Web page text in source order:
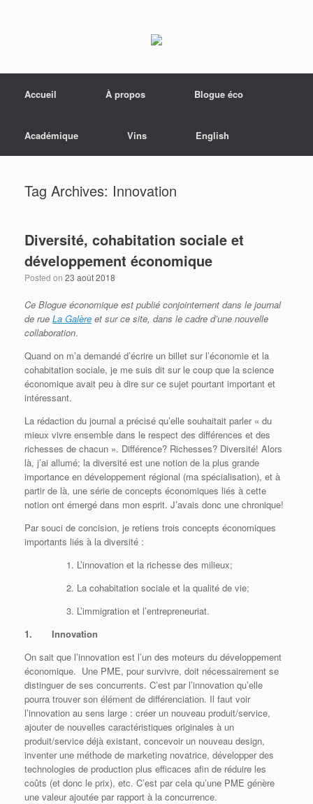
Accueil
À propos Blogue éco
Académique Vins English
Tag Archives: Innovation
Diversité, cohabitation sociale et
développement économique
Posted on 23 août 2018
Ce Blogue économique est publié conjointement dans le journal
de rue La Galère et sur ce site, dans le cadre d’une nouvelle
collaboration.
Quand on m’a demandé d’écrire un billet sur l’économie et la
cohabitation sociale, je me suis dit sur le coup que la science
économique avait peu à dire sur ce sujet pourtant important et
intéressant.
La rédaction du journal a précisé qu’elle souhaitait parler « du
mieux vivre ensemble dans le respect des différences et des
richesses de chacun ». Différence? Richesses? Diversité! Alors
là, j’ai allumé; la diversité est une notion de la plus grande
importance en développement régional (ma spécialisation), et à
partir de là, une série de concepts économiques liés à cette
notion ont émergé dans mon esprit. J’avais donc une chronique!
Par souci de concision, je retiens trois concepts économiques
importants liés à la diversité :
1. L’innovation et la richesse des milieux;
2. La cohabitation sociale et la qualité de vie;
3. L’immigration et l’entrepreneuriat.
1. Innovation
On sait que l’innovation est l’un des moteurs du développement
économique. Une PME, pour survivre, doit nécessairement se
distinguer de ses concurrents. C’est par l’innovation qu’elle
pourra trouver son élément de différenciation. Il faut voir
l’innovation au sens large : créer un nouveau produit/service,
ajouter de nouvelles caractéristiques originales à un
produit/service déjà existant, concevoir un nouveau design,
inventer une méthode de marketing novatrice, développer des
technologies de production plus efficaces afin de réduire les
coûts (et donc le prix), etc. C’est par cela qu’une PME génère
une valeur ajoutée par rapport à la concurrence.